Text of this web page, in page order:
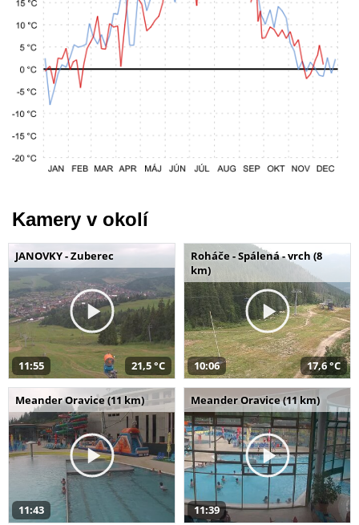
Kamery v okolí
JANOVKY - Zuberec
11:55 21,5 °C
Roháče - Spálená - vrch (8
km)
10:06 17,6 °C
Meander Oravice (11 km)
11:43
Meander Oravice (11 km)
11:39